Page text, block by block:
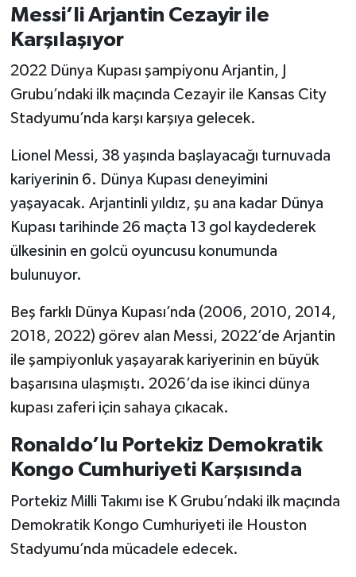
Messi’li Arjantin Cezayir ile
Karşılaşıyor
2022 Dünya Kupası şampiyonu Arjantin, J
Grubu’ndaki ilk maçında Cezayir ile Kansas City
Stadyumu’nda karşı karşıya gelecek.
Lionel Messi, 38 yaşında başlayacağı turnuvada
kariyerinin 6. Dünya Kupası deneyimini
yaşayacak. Arjantinli yıldız, şu ana kadar Dünya
Kupası tarihinde 26 maçta 13 gol kaydederek
ülkesinin en golcü oyuncusu konumunda
bulunuyor.
Beş farklı Dünya Kupası’nda (2006, 2010, 2014,
2018, 2022) görev alan Messi, 2022’de Arjantin
ile şampiyonluk yaşayarak kariyerinin en büyük
başarısına ulaşmıştı. 2026’da ise ikinci dünya
kupası zaferi için sahaya çıkacak.
Ronaldo’lu Portekiz Demokratik
Kongo Cumhuriyeti Karşısında
Portekiz Milli Takımı ise K Grubu’ndaki ilk maçında
Demokratik Kongo Cumhuriyeti ile Houston
Stadyumu’nda mücadele edecek.
Spor
Vasıta
Yaşam